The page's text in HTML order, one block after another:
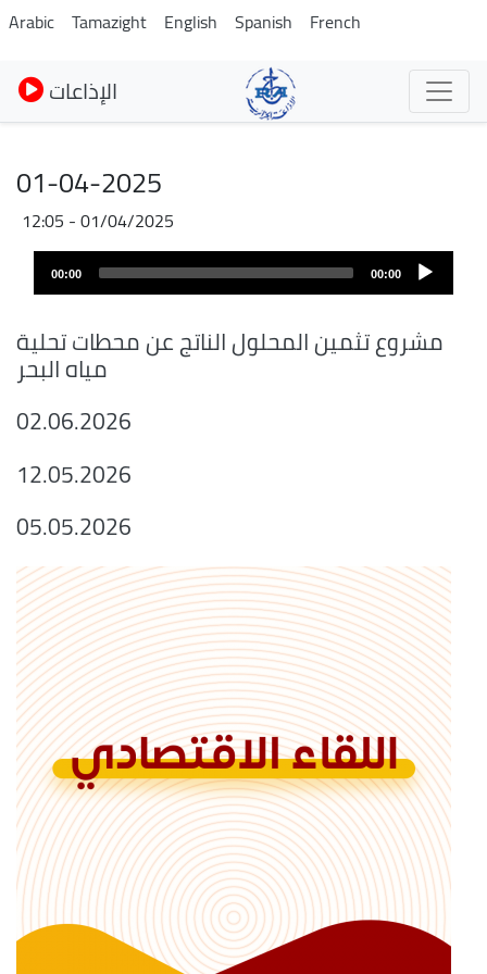
Pasar
al
contenido
principal
Arabic Tamazight English Spanish French
الإذاعات
01-04-2025
01/04/2025 - 12:05
Archivo
audio
00:00
00:00
مشروع تثمين المحلول الناتج عن محطات تحلية
مياه البحر
02.06.2026
12.05.2026
05.05.2026